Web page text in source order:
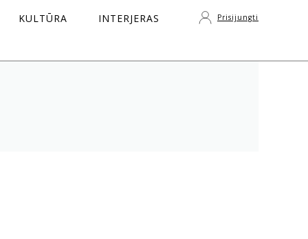
KULTŪRA
INTERJERAS
Prisijungti